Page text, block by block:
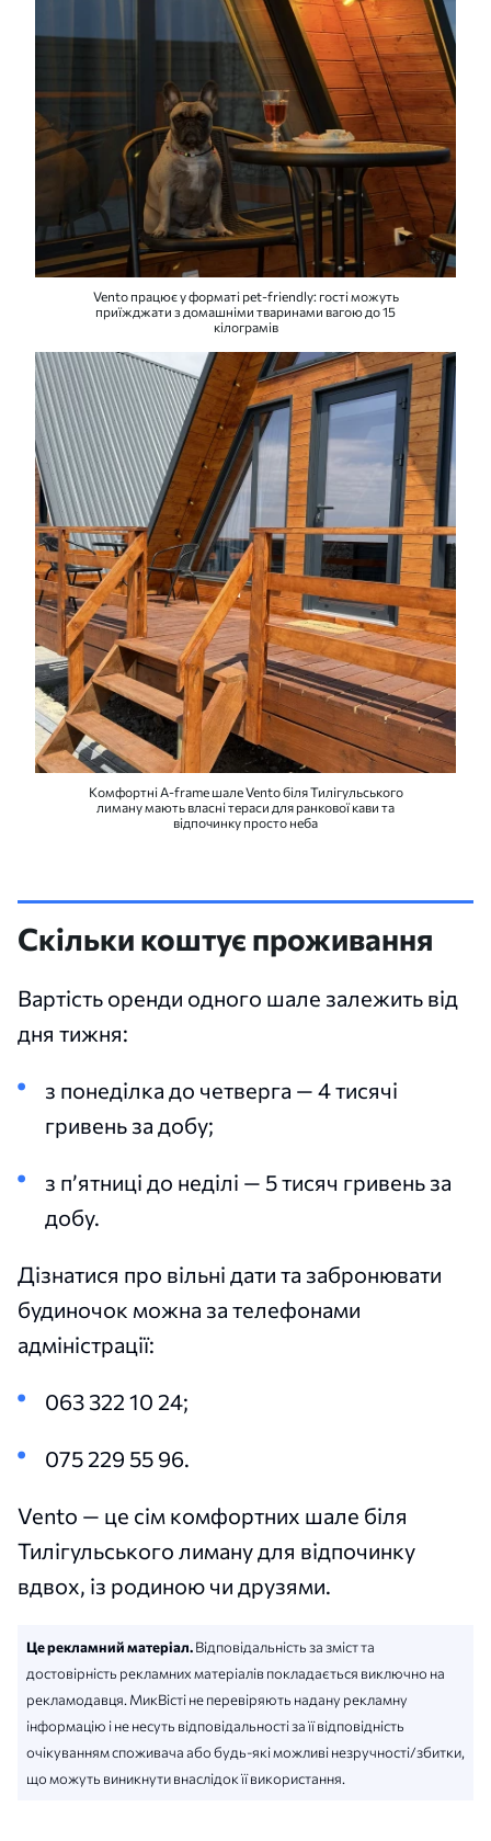
Vento працює у форматі pet-friendly: гості можуть
приїжджати з домашніми тваринами вагою до 15
кілограмів
Комфортні A-frame шале Vento біля Тилігульського
лиману мають власні тераси для ранкової кави та
відпочинку просто неба
Скільки коштує проживання
Вартість оренди одного шале залежить від
дня тижня:
з понеділка до четверга — 4 тисячі
гривень за добу;
з п’ятниці до неділі — 5 тисяч гривень за
добу.
Дізнатися про вільні дати та забронювати
будиночок можна за телефонами
адміністрації:
063 322 10 24;
075 229 55 96.
Vento — це сім комфортних шале біля
Тилігульського лиману для відпочинку
вдвох, із родиною чи друзями.
Це рекламний матеріал.Відповідальність за зміст та
достовірність рекламних матеріалів покладається виключно на
рекламодавця. МикВісті не перевіряють надану рекламну
інформацію і не несуть відповідальності за її відповідність
очікуванням споживача або будь-які можливі незручності/збитки,
що можуть виникнути внаслідок її використання.